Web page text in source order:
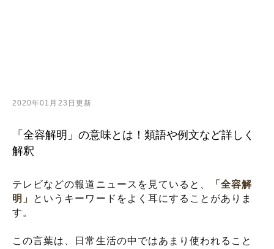
2020年01月23日更新
「全容解明」の意味とは！類語や例文など詳しく
解釈
テレビなどの報道ニュースを見ていると、
「全容解
明」
というキーワードをよく耳にすることがありま
す。
この言葉は、日常生活の中ではあまり使われること